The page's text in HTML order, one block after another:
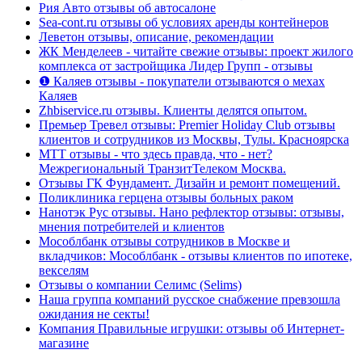
Рия Авто отзывы об автосалоне
Sea-cont.ru отзывы об условиях аренды контейнеров
Леветон отзывы, описание, рекомендации
ЖК Менделеев - читайте свежие отзывы: проект жилого
комплекса от застройщика Лидер Групп - отзывы
❶ Каляев отзывы - покупатели отзываются о мехах
Каляев
Zhbiservice.ru отзывы. Клиенты делятся опытом.
Премьер Тревел отзывы: Premier Holiday Club отзывы
клиентов и сотрудников из Москвы, Тулы. Красноярска
МТТ отзывы - что здесь правда, что - нет?
Межрегиональный ТранзитТелеком Москва.
Отзывы ГК Фундамент. Дизайн и ремонт помещений.
Поликлиника герцена отзывы больных раком
Нанотэк Рус отзывы. Нано рефлектор отзывы: отзывы,
мнения потребителей и клиентов
Мособлбанк отзывы сотрудников в Москве и
вкладчиков: Мособлбанк - отзывы клиентов по ипотеке,
векселям
Отзывы о компании Селимс (Selims)
Наша группа компаний русское снабжение превзошла
ожидания не секты!
Компания Правильные игрушки: отзывы об Интернет-
магазине